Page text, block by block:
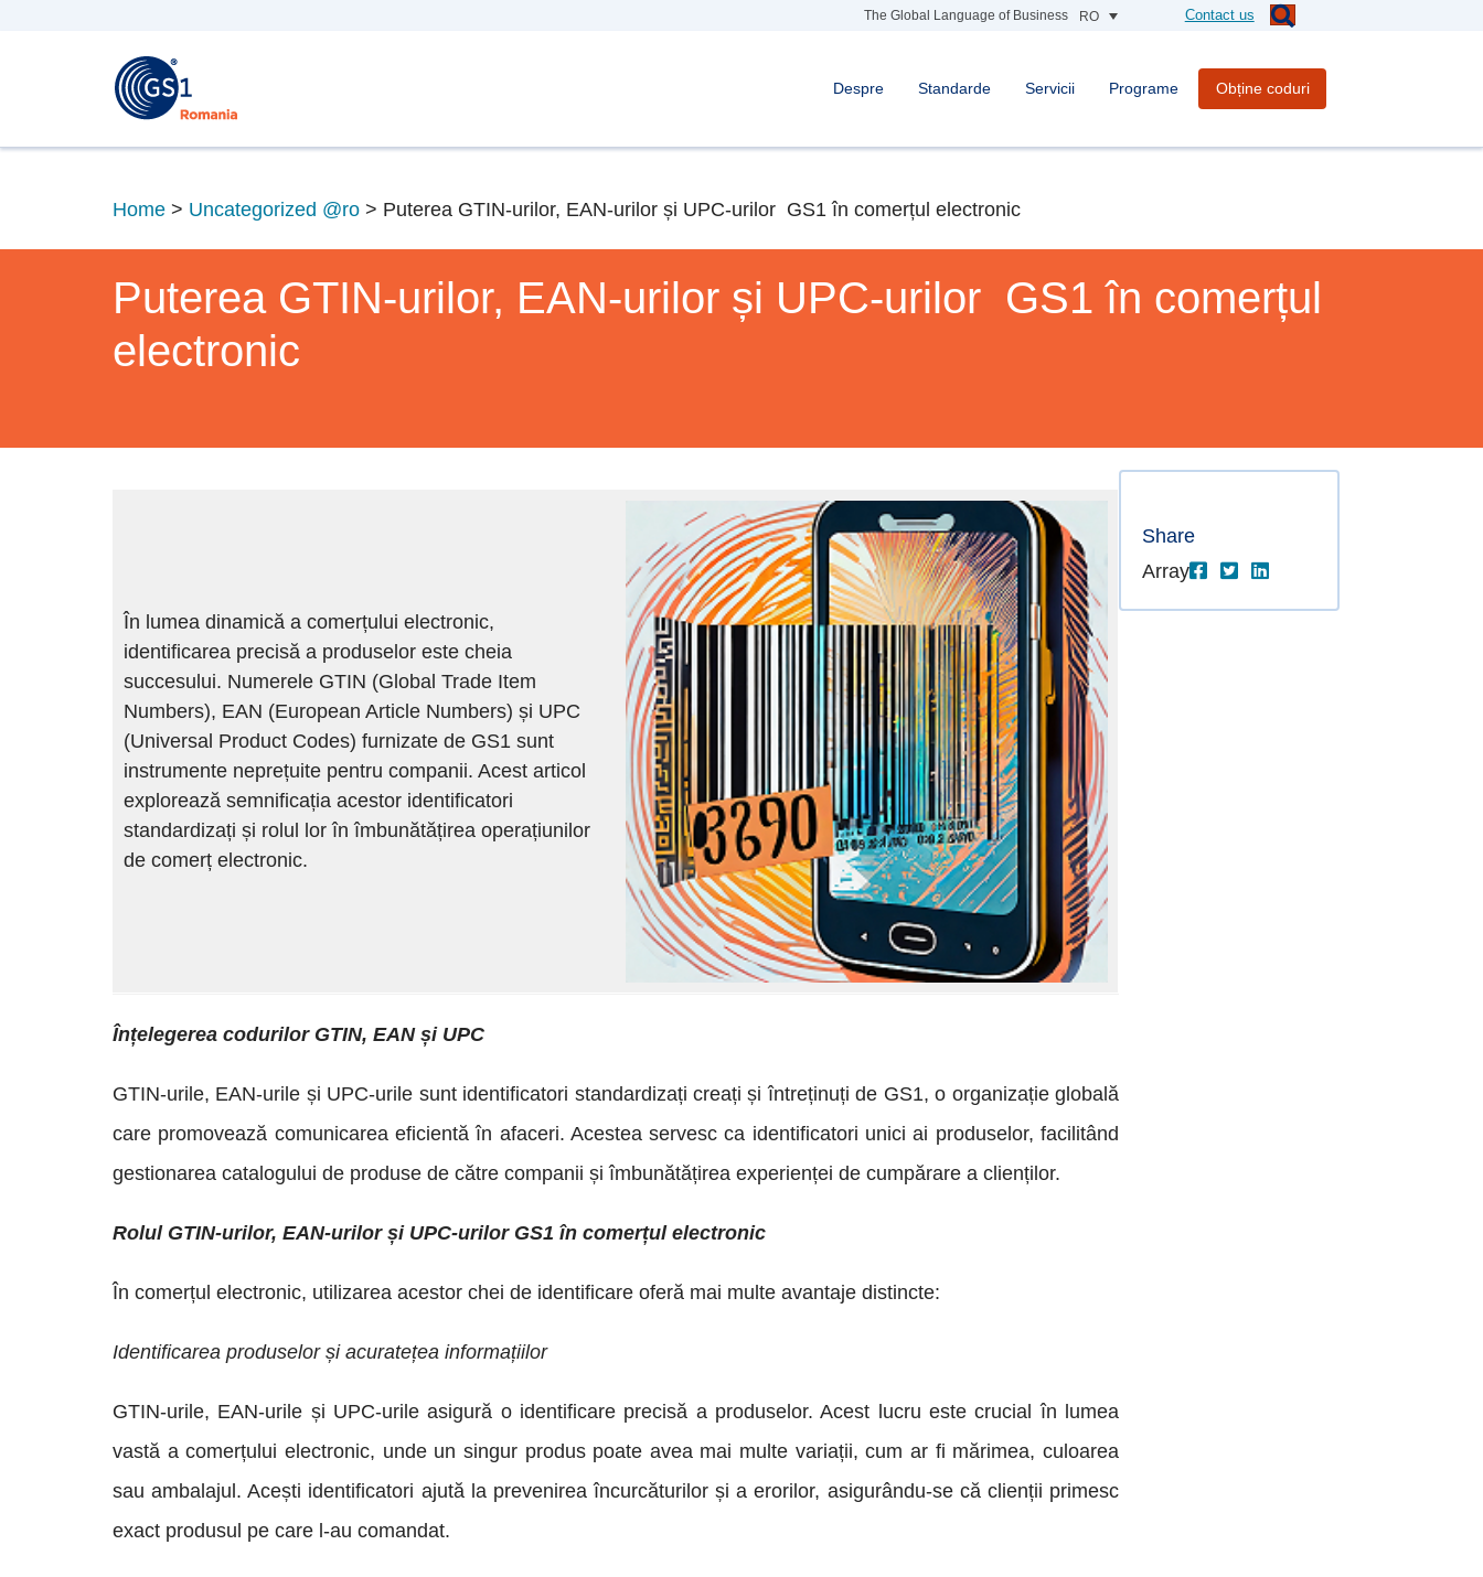
The Global Language of Business RO Contact us
Despre Standarde Servicii Programe Obține coduri
Home > Uncategorized @ro > Puterea GTIN-urilor, EAN-urilor și UPC-urilor GS1 în comerțul electronic
Puterea GTIN-urilor, EAN-urilor și UPC-urilor GS1 în comerțul
electronic
În lumea dinamică a comerțului electronic,
identificarea precisă a produselor este cheia
succesului. Numerele GTIN (Global Trade Item
Numbers), EAN (European Article Numbers) și UPC
(Universal Product Codes) furnizate de GS1 sunt
instrumente neprețuite pentru companii. Acest articol
explorează semnificația acestor identificatori
standardizați și rolul lor în îmbunătățirea operațiunilor
de comerț electronic.
Înțelegerea codurilor GTIN, EAN și UPC
GTIN-urile, EAN-urile și UPC-urile sunt identificatori standardizați creați și întreținuți de GS1, o organizație globală
care promovează comunicarea eficientă în afaceri. Acestea servesc ca identificatori unici ai produselor, facilitând
gestionarea catalogului de produse de către companii și îmbunătățirea experienței de cumpărare a clienților.
Rolul GTIN-urilor, EAN-urilor și UPC-urilor GS1 în comerțul electronic
În comerțul electronic, utilizarea acestor chei de identificare oferă mai multe avantaje distincte:
Identificarea produselor și acuratețea informațiilor
GTIN-urile, EAN-urile și UPC-urile asigură o identificare precisă a produselor. Acest lucru este crucial în lumea
vastă a comerțului electronic, unde un singur produs poate avea mai multe variații, cum ar fi mărimea, culoarea
sau ambalajul. Acești identificatori ajută la prevenirea încurcăturilor și a erorilor, asigurându-se că clienții primesc
exact produsul pe care l-au comandat.
Share
Array